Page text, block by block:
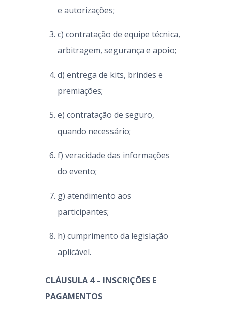
e autorizações;
c) contratação de equipe técnica,
arbitragem, segurança e apoio;
d) entrega de kits, brindes e
premiações;
e) contratação de seguro,
quando necessário;
f) veracidade das informações
do evento;
g) atendimento aos
participantes;
h) cumprimento da legislação
aplicável.
CLÁUSULA 4 – INSCRIÇÕES E
PAGAMENTOS